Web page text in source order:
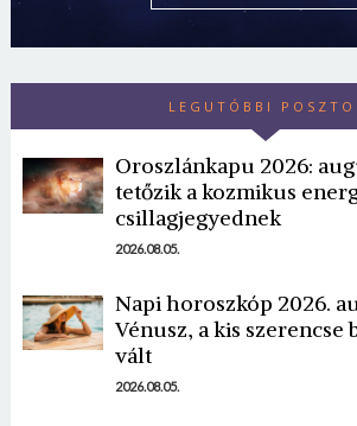
LEGUTÓBBI
Oroszlánkapu 2026:
tetőzik a kozmikus
csillagjegyednek
2026.08.05.
Napi horoszkóp 2026.
Vénusz, a kis szerencse
vált
2026.08.05.
Borsonline
E-mail cím vagy felhasználónév